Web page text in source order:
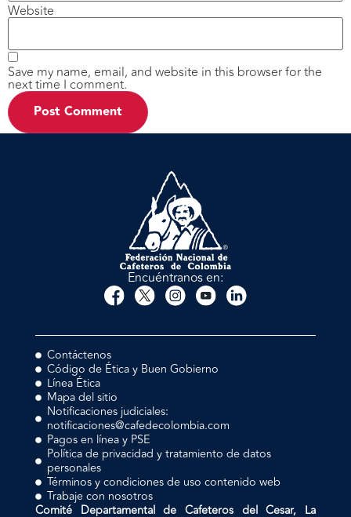
Website
Save my name, email, and website in this browser for the
next time I comment.
Encuéntranos en:
Contáctenos
Código de Ética y Buen Gobierno
Línea Ética
Mapa del sitio
Notificaciones judiciales:
notificaciones@cafedecolombia.com
Pagos en línea y PSE
Política de privacidad y tratamiento de datos
personales
Términos y condiciones de uso contenido web
Trabaje con nosotros
Comité Departamental de Cafeteros del Cesar, La